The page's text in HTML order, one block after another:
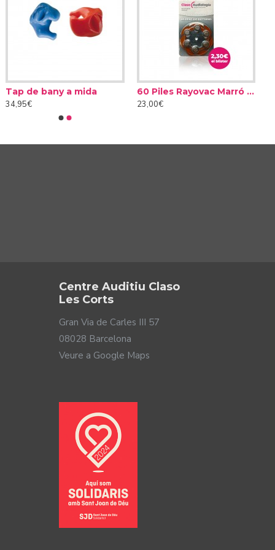
SmartSpeech de Phonak que et permet
sorollós. Els audiòfons Virto Infinio redueixen el soroll
succeeixen de cop com un plat que cau a terra.
teus audiòfons Virto Infinio reconeixen les diferències
Tap de bany a mida
34,95€
60 Piles Rayovac Marró tipus 312 (10 packs)
23,00€
Centre Auditiu Claso
Les Corts
Gran Via de Carles III 57
08028 Barcelona
Veure a Google Maps